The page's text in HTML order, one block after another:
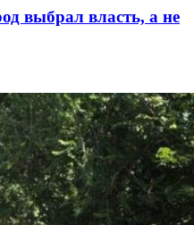
выбрал власть, а не